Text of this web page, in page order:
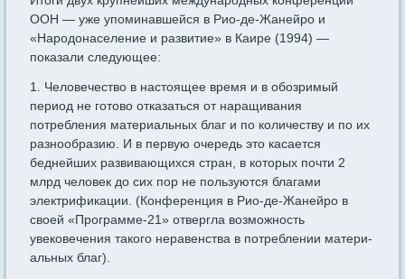
ООН — уже упоминавшейся в Рио-де-Жанейро и
«Народонаселение и раз­витие» в Каире (1994) —
показали следующее:
1. Человечество в настоящее время и в обозримый
период не готово отказаться от наращивания
потребления материальных благ и по количеству и по их
разнообразию. И в первую очередь это касается
беднейших развивающихся стран, в которых почти 2
млрд человек до сих пор не пользуются благами
электрификации. (Кон­ференция в Рио-де-Жанейро в
своей «Программе-21» отвергла воз­можность
увековечения такого неравенства в потреблении матери­
альных благ).